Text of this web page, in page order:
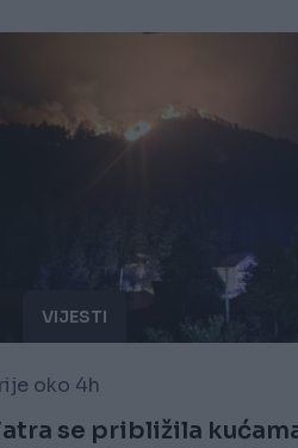
VIJESTI
Prije oko 4h
se približila